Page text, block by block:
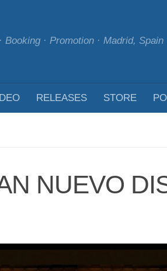
Booking · Promotion · Madrid,
RELEASES STORE
NUEVO